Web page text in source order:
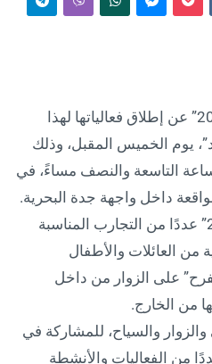
أعلنت إدارة “موسم جدة 2024” عن إطلاق فعالياتها لهذا
يوم الخميس المقبل، وذلك
التاسعة والنصف مساءً، في
داخل واجهة جدة البحرية.
ويستعرض “موسم جدة 2024” عددًا من التجارب المناسبة
من العائلات والأطفال
على الزوار من داخل
من الخارج.
والسياح، للمشاركة في
من الفعاليات والأنشطة